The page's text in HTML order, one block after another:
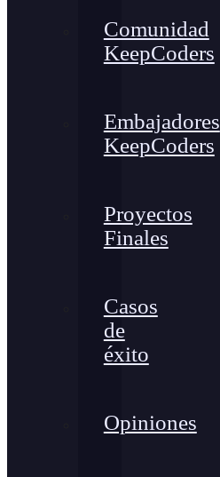
Comunidad
KeepCoders
Embajadores
KeepCoders
Proyectos
Finales
Casos
de
éxito
Opiniones